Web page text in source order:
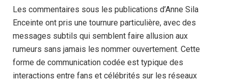
Les commentaires sous les publications d’Anne Sila
Enceinte ont pris une tournure particulière, avec des
messages subtils qui semblent faire allusion aux
rumeurs sans jamais les nommer ouvertement. Cette
forme de communication codée est typique des
interactions entre fans et célébrités sur les réseaux